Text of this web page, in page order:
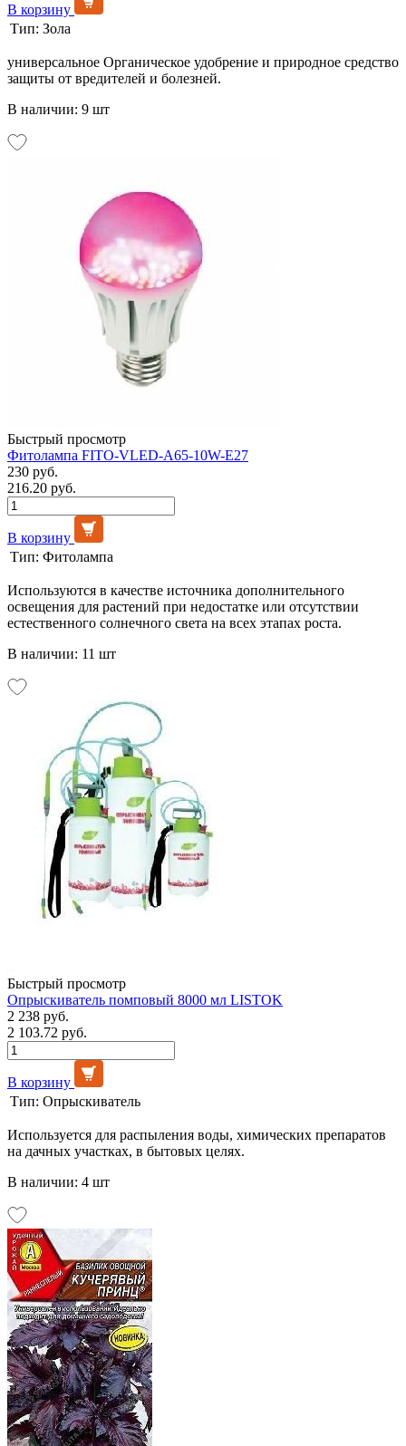
В корзину
Тип: Зола
универсальное Органическое удобрение и природное средство
защиты от вредителей и болезней.
В наличии: 9 шт
Быстрый просмотр
Фитолампа FITO-VLED-A65-10W-E27
230 руб.
216.20 руб.
В корзину
Тип: Фитолампа
Используются в качестве источника дополнительного
освещения для растений при недостатке или отсутствии
естественного солнечного света на всех этапах роста.
В наличии: 11 шт
Быстрый просмотр
Опрыскиватель помповый 8000 мл LISTOK
2 238 руб.
2 103.72 руб.
В корзину
Тип: Опрыскиватель
Используется для распыления воды, химических препаратов
на дачных участках, в бытовых целях.
В наличии: 4 шт